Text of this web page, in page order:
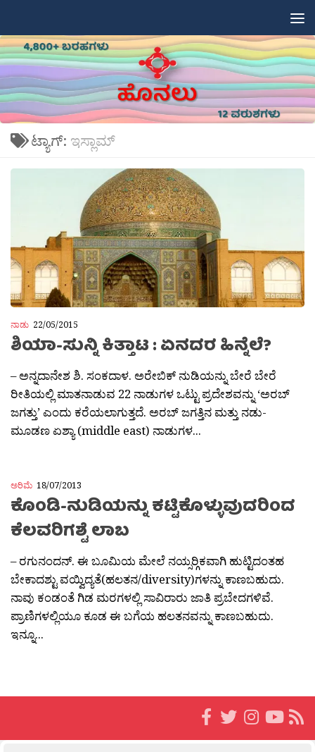
ಟ್ಯಾಗ್: ಇಸ್ಲಾಮ್
ನಾಡು 22/05/2015
ಶಿಯಾ-ಸುನ್ನಿ ಕಿತ್ತಾಟ : ಏನದರ ಹಿನ್ನೆಲೆ?
– ಅನ್ನದಾನೇಶ ಶಿ. ಸಂಕದಾಳ. ಅರೇಬಿಕ್ ನುಡಿಯನ್ನು ಬೇರೆ ಬೇರೆ
ರೀತಿಯಲ್ಲಿ ಮಾತನಾಡುವ 22 ನಾಡುಗಳ ಒಟ್ಟು ಪ್ರದೇಶವನ್ನು ‘ಅರಬ್
ಜಗತ್ತು’ ಎಂದು ಕರೆಯಲಾಗುತ್ತದೆ. ಅರಬ್ ಜಗತ್ತಿನ ಮತ್ತು ನಡು-
ಮೂಡಣ ಏಶ್ಯಾ (middle east) ನಾಡುಗಳ...
ಅರಿಮೆ 18/07/2013
ಕೊಂಡಿ-ನುಡಿಯನ್ನು ಕಟ್ಟಿಕೊಳ್ಳುವುದರಿಂದ
ಕೆಲವರಿಗಶ್ಟೆ ಲಾಬ
– ರಗುನಂದನ್. ಈ ಬೂಮಿಯ ಮೇಲೆ ನಯ್ಸರ‍್ಗಿಕವಾಗಿ ಹುಟ್ಟಿದಂತಹ
ಬೇಕಾದಶ್ಟು ವಯ್ವಿದ್ಯತೆ(ಹಲತನ/diversity)ಗಳನ್ನು ಕಾಣಬಹುದು.
ನಾವು ಕಂಡಂತೆ ಗಿಡ ಮರಗಳಲ್ಲಿ ಸಾವಿರಾರು ಜಾತಿ ಪ್ರಬೇದಗಳಿವೆ.
ಪ್ರಾಣಿಗಳಲ್ಲಿಯೂ ಕೂಡ ಈ ಬಗೆಯ ಹಲತನವನ್ನು ಕಾಣಬಹುದು.
ಇನ್ನೂ...